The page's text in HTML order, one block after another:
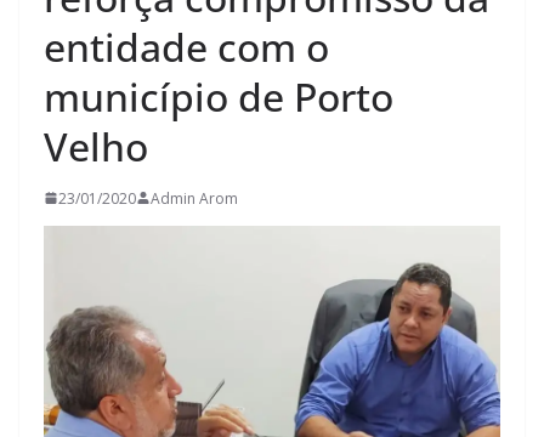
entidade com o
município de Porto
Velho
23/01/2020 Admin Arom